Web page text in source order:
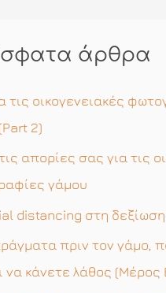
άρθρα
τις οικογενειακές
2)
απορίες σας για τις
γάμου
distancing στη
πριν τον γάμο,
να κάνετε λάθος (Μέρος